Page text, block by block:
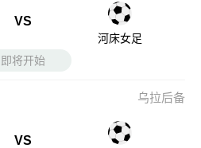
VS
河床女足
即将开始
乌拉后备
VS